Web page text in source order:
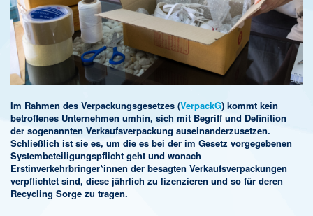
Im Rahmen des Verpackungsgesetzes (VerpackG) kommt kein
betroffenes Unternehmen umhin, sich mit Begriff und Definition
der sogenannten Verkaufsverpackung auseinanderzusetzen.
Schließlich ist sie es, um die es bei der im Gesetz vorgegebenen
Systembeteiligungspflicht geht und wonach
Erstinverkehrbringer*innen der besagten Verkaufsverpackungen
verpflichtet sind, diese jährlich zu lizenzieren und so für deren
Recycling Sorge zu tragen.